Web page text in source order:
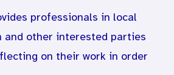
professionals in local
and other interested parties
on their work in order